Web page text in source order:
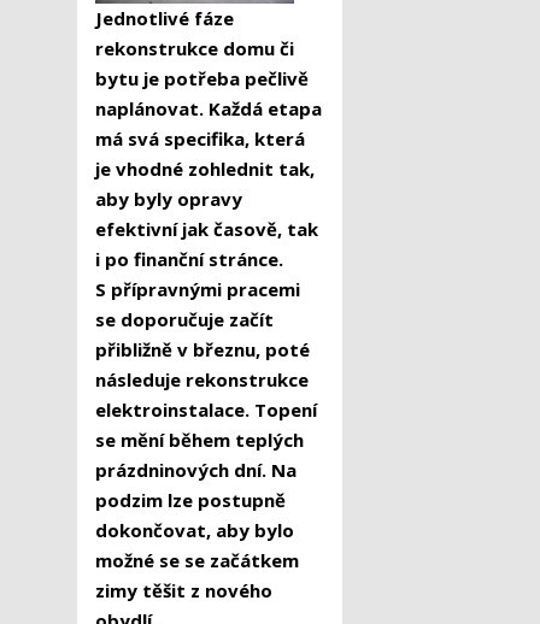
Jednotlivé fáze
rekonstrukce domu či
bytu je potřeba pečlivě
naplánovat. Každá etapa
má svá specifika, která
je vhodné zohlednit tak,
aby byly opravy
efektivní jak časově, tak
i po finanční stránce.
S přípravnými pracemi
se doporučuje začít
přibližně v březnu, poté
následuje rekonstrukce
elektroinstalace. Topení
se mění během teplých
prázdninových dní. Na
podzim lze postupně
dokončovat, aby bylo
možné se se začátkem
zimy těšit z nového